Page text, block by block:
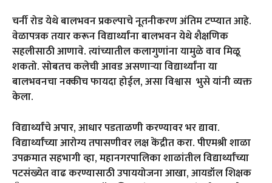
चर्नी रोड येथे बालभवन प्रकल्पाचे नूतनीकरण अंतिम टप्प्यात आहे.
वेळापत्रक तयार करून विद्यार्थ्यांना बालभवन येथे शैक्षणिक
सहलीसाठी आणावे. त्यांच्यातील कलागुणांना यामुळे वाव मिळू
शकतो. सोबतच कलेची आवड असणाऱ्या विद्यार्थ्यांना या
बालभवनचा नक्कीच फायदा होईल, असा विश्वास भुसे यांनी व्यक्त
केला.
विद्यार्थ्यांचे अपार, आधार पडताळणी करण्यावर भर द्यावा.
विद्यार्थ्यांच्या आरोग्य तपासणीवर लक्ष केंद्रीत करा. पीएमश्री शाळा
उपक्रमात सहभागी व्हा, महानगरपालिका शाळांतील विद्यार्थ्यांच्या
पटसंख्येत वाढ करण्यासाठी उपाययोजना आखा, आयडॉल शिक्षक